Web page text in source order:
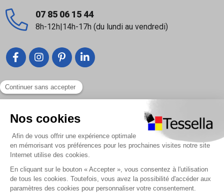
Retrouvez tous les produits de la marque WEBER en
Liens utiles
Nous contacter
À propos
Paiement sécurisé
Livraison | Retour client
Nos tutos
07 85 06 15 44
8h-12h|14h-17h (du lundi au vendredi)